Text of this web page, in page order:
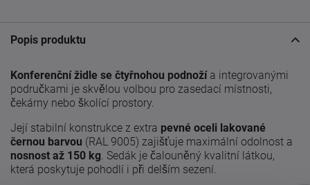
Popis produktu
Konferenční židle se čtyřnohou podnožía integrovanými
područkami je skvělou volbou pro zasedací místnosti,
čekárny nebo školící prostory.
Její stabilní konstrukce z extra pevné oceli lakované
černou barvou (RAL 9005) zajišťuje maximální odolnost a
nosnost až 150 kg . Sedák je čalouněný kvalitní látkou,
která poskytuje pohodlí i při delším sezení.